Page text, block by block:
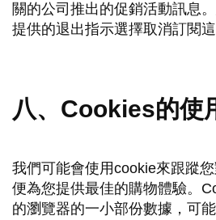
關的公司推出的促銷活動訊息
提供的退出指示選擇取消訂閱
八、Cookies的使
我們可能會使用cookie來跟蹤
便為您提供最佳的購物體驗。
的瀏覽器的一小部份數據，可